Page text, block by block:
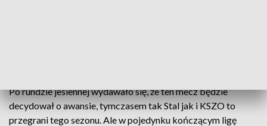
Po rundzie jesiennej wydawało się, że ten mecz będzie
decydował o awansie, tymczasem tak Stal jak i KSZO to
przegrani tego sezonu. Ale w pojedynku kończącym ligę